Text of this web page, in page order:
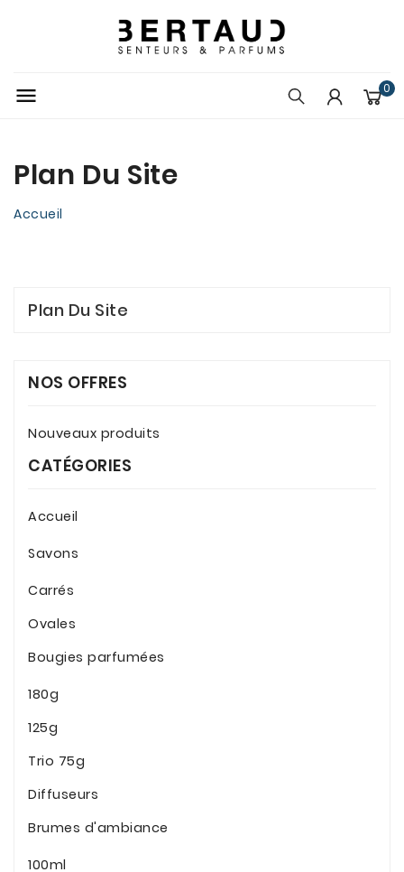
 0
Plan Du Site
Accueil
Plan Du Site
NOS OFFRES
Nouveaux produits
CATÉGORIES
Accueil
Savons
Carrés
Ovales
Bougies parfumées
180g
125g
Trio 75g
Diffuseurs
Brumes d'ambiance
100ml